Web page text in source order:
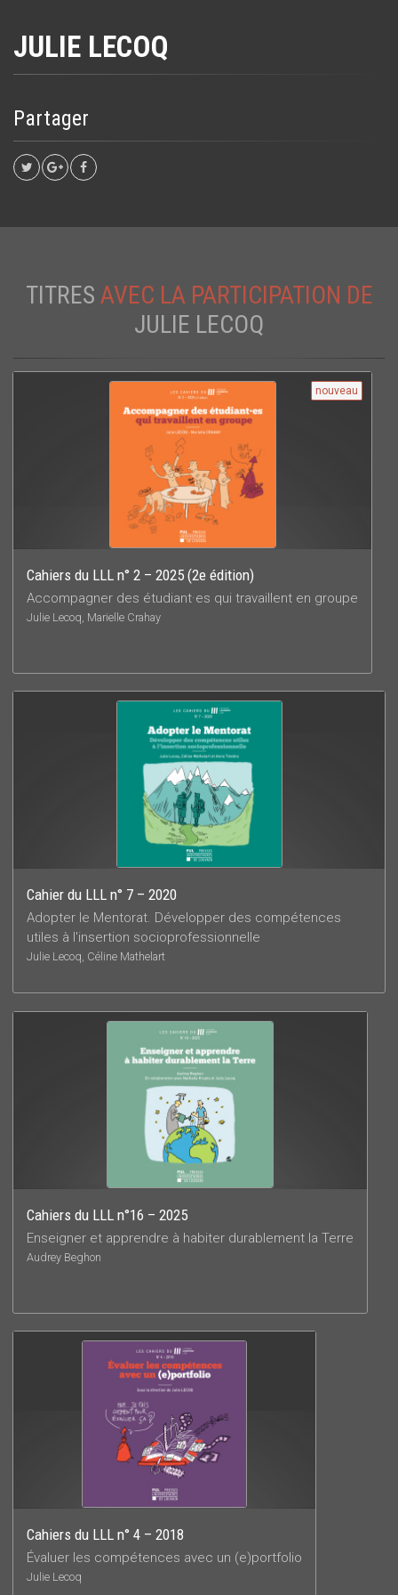
JULIE LECOQ
Partager
TITRES AVEC LA PARTICIPATION DE
JULIE LECOQ
nouveau
Cahiers du LLL n° 2 – 2025 (2e édition)
Accompagner des étudiant·es qui travaillent en groupe
Julie Lecoq, Marielle Crahay
Cahier du LLL n° 7 – 2020
Adopter le Mentorat. Développer des compétences
utiles à l'insertion socioprofessionnelle
Julie Lecoq, Céline Mathelart
Cahiers du LLL n°16 – 2025
Enseigner et apprendre à habiter durablement la Terre
Audrey Beghon
Cahiers du LLL n° 4 – 2018
Évaluer les compétences avec un (e)portfolio
Julie Lecoq